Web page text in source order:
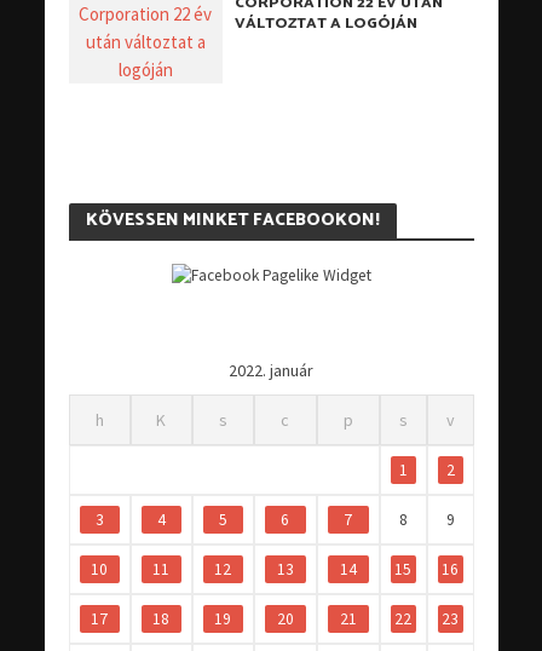
VÁLTOZTAT A LOGÓJÁN
KÖVESSEN MINKET FACEBOOKON!
2022. január
h K s c p s v
1 2
3 4 5 6 7 8 9
10 11 12 13 14 15 16
17 18 19 20 21 22 23